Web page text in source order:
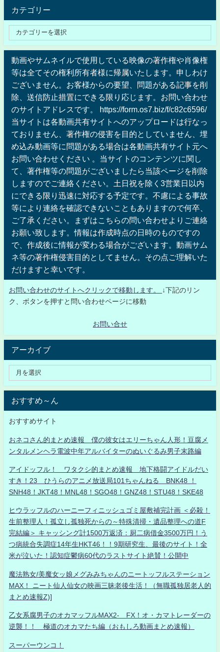
カテゴリー
動画やサムネイルで使用している映像の著作権や肖像権
等は全てその権利所有者様に帰属いたします。申しわけ
ございません。お客様からの要望、問題がある記事を削
除、送信防止措置にできる限り応じます。お問い合わせ
のサイトアドレスです。 https://form.os7.biz/f/c82c6596/
当サイトは各動画共有サイトへのアップロードは行なっ
ておりません、著作権の侵害を目的としていません、埋
め込み動画等に問題がある場合は各動画共有サイト元へ
お問い合わせください 。当サイトのコンテンツに関し
て、著作権等の問題がございましたら当該ページを削除
しますのでご連絡ください。土日祝を除く3営業日以内
にできる限り迅速に対応する予定です。不慮による事故
等により連絡を確認できないこともありますので何卒、
ご了承ください。まずはこちらの問い合わせよりご連絡
お願い致します。情報は作成時点の日時のものですの
で、作成後に情報が変わる場合がございます。動画サム
ネ等の著作権侵害目的としてません。その点ご理解いた
だけますと幸いです。
お問い合わせのサイトへクリックで移動します。
↓下記のリン
ク、ボタンを押すと問い合わせページに移動
お問い合せ
アーカイブ
おすすめ～ん
おすすめサイト
おネコさん的まとめ速報 僕の彼女はエリーちゃん人形！豆腐メ
ンタルメンヘラ電波中年アルバイターのぬいぐるみ男子末路編
アイドッフル！ ワタクシ的まとめ速報 地下格闘アイドルだい
すき！23 ひうらのアニメ放送局101ちゃんねる BNK48 ！
SNH48！JKT48！MNL48！SGO48！GNZ48！STU48！SKE48
ヒウラッフルのハーニーフィニッシュゴミ屋敷補完計画 ＜必殺！
生前整理人！孤立し孤独死からの～特殊清掃・遺品整理への道F
完結編＞ キャッシング計1500万返済：厨二病借金3500万円！う
つ病統合失調症14年生HKT46！！9期研究生、最後のサイト！全
米が泣いた！認知症鬱病60代のラストサイト絶賛！公開中
魔法熟女/美魔女ッ娘メグみみちゃんのニートッフルステーション
MAX！ ニート仙人仙女の映画三昧老後生活！（無職孤独居老人的
まとめ速報Z)]
乙女系腐男子のオカマッフルMAX2- FX！オ・カマトレーダーの
逆襲！！ 極道のオカマたち編（おもしろ動画まとめ速報）
スーパーウンコ！